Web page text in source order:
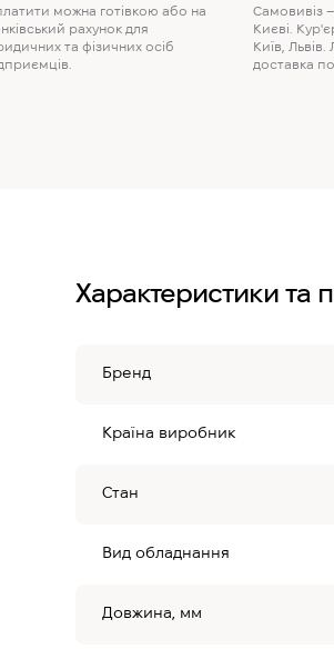
можна готівкою або на
рахунок для
та фізичних осіб
Самовивіз –
Києві.
Київ, Львів.
доставка по
Характеристики та
Бренд
Країна виробник
Стан
Вид обладнання
Довжина, мм